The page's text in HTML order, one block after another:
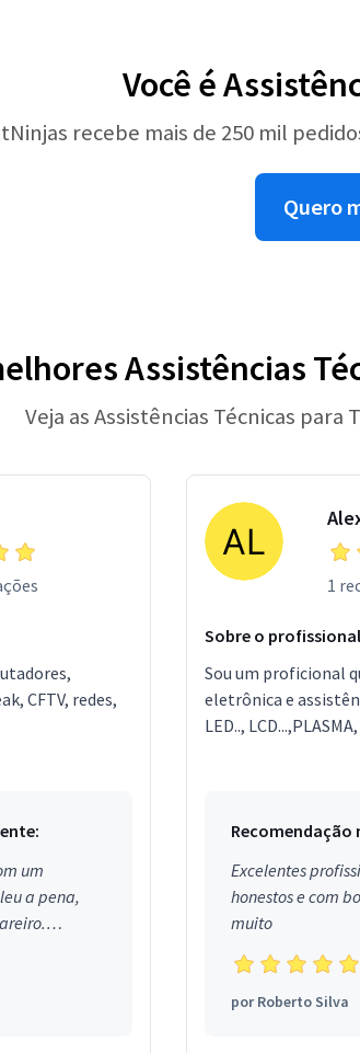
Você é
recebe mais de 250 mil
Quero
Assistências
Veja as Assistências Técnicas para
CFTV, redes,
um
a pena,
1
Sobre o profissional
Sou um proficional
eletrônica e
LED..,
Recomendação
Excelentes
honestos e com
muito
porRoberto Silva